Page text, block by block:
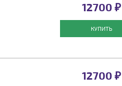
12700 ₽
КУПИТЬ
12700 ₽